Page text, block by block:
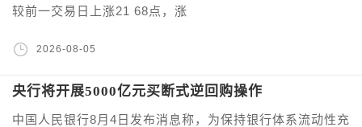
较前一交易日上涨21 68点，涨
2026-08-05
央行将开展5000亿元买断式逆回购操作
中国人民银行8月4日发布消息称，为保持银行体系流动性充